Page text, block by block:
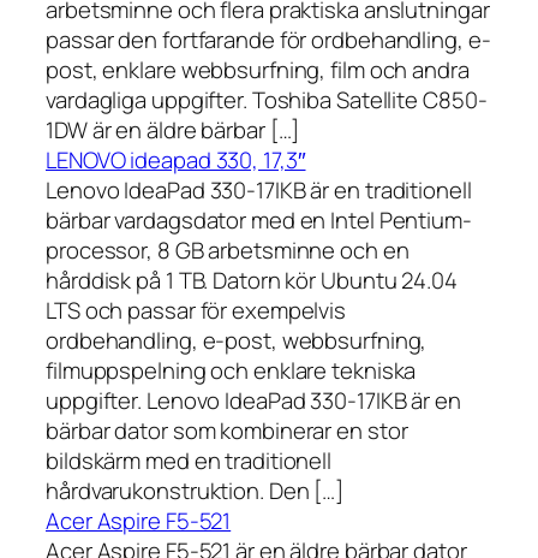
arbetsminne och flera praktiska anslutningar
passar den fortfarande för ordbehandling, e-
post, enklare webbsurfning, film och andra
vardagliga uppgifter. Toshiba Satellite C850-
1DW är en äldre bärbar […]
LENOVO ideapad 330, 17,3″
Lenovo IdeaPad 330-17IKB är en traditionell
bärbar vardagsdator med en Intel Pentium-
processor, 8 GB arbetsminne och en
hårddisk på 1 TB. Datorn kör Ubuntu 24.04
LTS och passar för exempelvis
ordbehandling, e-post, webbsurfning,
filmuppspelning och enklare tekniska
uppgifter. Lenovo IdeaPad 330-17IKB är en
bärbar dator som kombinerar en stor
bildskärm med en traditionell
hårdvarukonstruktion. Den […]
Acer Aspire F5-521
Acer Aspire F5-521 är en äldre bärbar dator